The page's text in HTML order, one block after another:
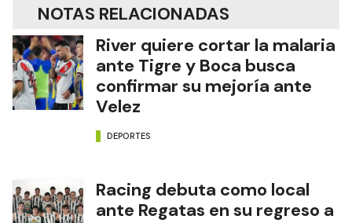
NOTAS RELACIONADAS
River quiere cortar la malaria
ante Tigre y Boca busca
confirmar su mejoría ante
Velez
DEPORTES
Racing debuta como local
ante Regatas en su regreso a